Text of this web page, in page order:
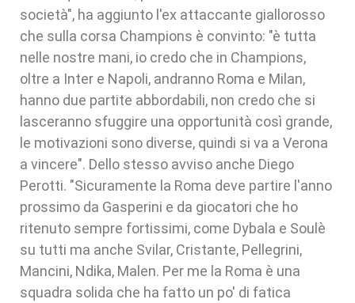
società", ha aggiunto l'ex attaccante giallorosso
che sulla corsa Champions è convinto: "è tutta
nelle nostre mani, io credo che in Champions,
oltre a Inter e Napoli, andranno Roma e Milan,
hanno due partite abbordabili, non credo che si
lasceranno sfuggire una opportunità così grande,
le motivazioni sono diverse, quindi si va a Verona
a vincere". Dello stesso avviso anche Diego
Perotti. "Sicuramente la Roma deve partire l'anno
prossimo da Gasperini e da giocatori che ho
ritenuto sempre fortissimi, come Dybala e Soulè
su tutti ma anche Svilar, Cristante, Pellegrini,
Mancini, Ndika, Malen. Per me la Roma è una
squadra solida che ha fatto un po' di fatica